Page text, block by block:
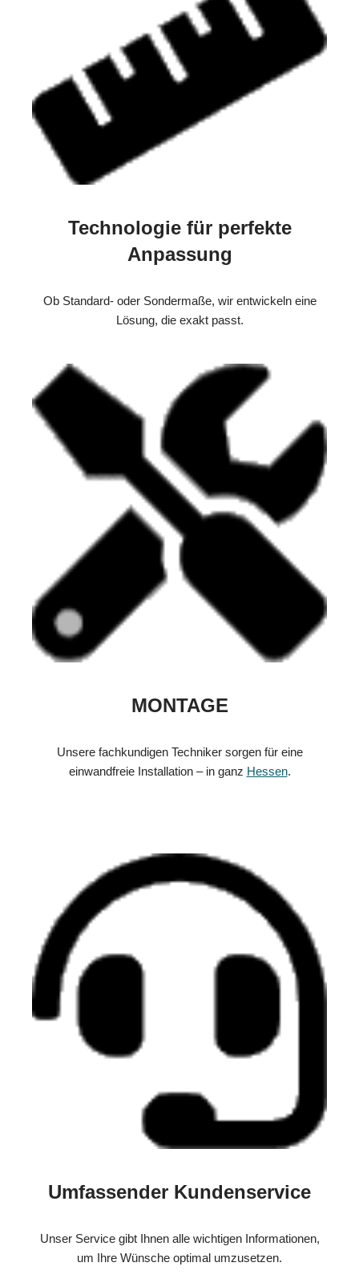
Technologie für perfekte
Anpassung
Ob Standard- oder Sondermaße, wir entwickeln eine
Lösung, die exakt passt.
MONTAGE
Unsere fachkundigen Techniker sorgen für eine
einwandfreie Installation – in ganz Hessen.
Umfassender Kundenservice
Unser Service gibt Ihnen alle wichtigen Informationen,
um Ihre Wünsche optimal umzusetzen.